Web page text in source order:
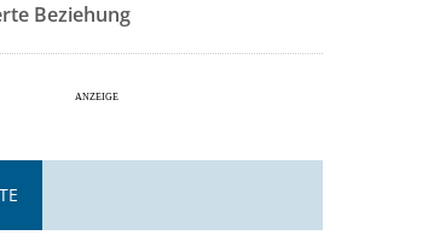
Beziehung